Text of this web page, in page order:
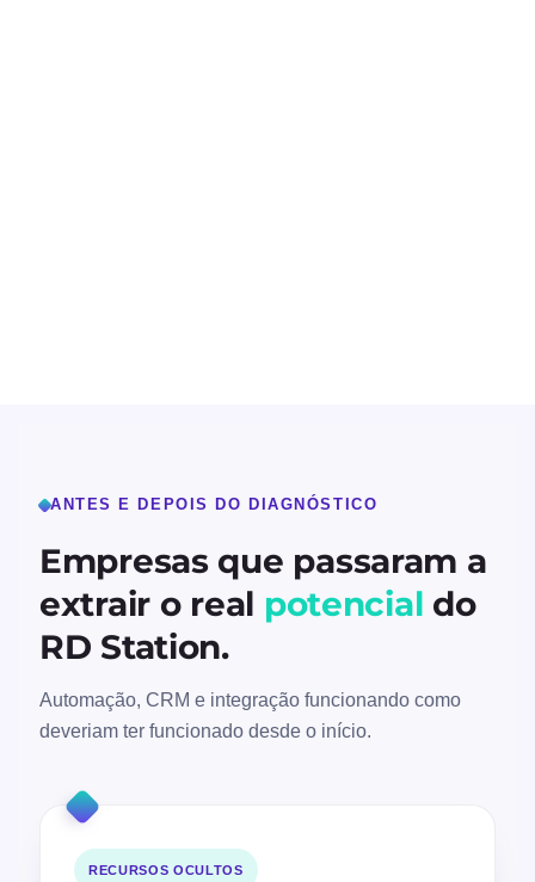
ANTES E DEPOIS DO DIAGNÓSTICO
Empresas que passaram a
extrair o real potencial do
RD Station.
Automação, CRM e integração funcionando como
deveriam ter funcionado desde o início.
RECURSOS OCULTOS